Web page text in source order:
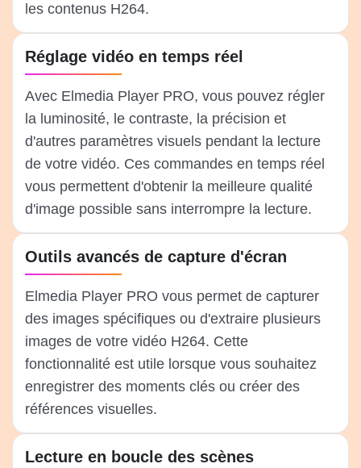
les contenus H264.
Réglage vidéo en temps réel
Avec Elmedia Player PRO, vous pouvez régler
la luminosité, le contraste, la précision et
d'autres paramètres visuels pendant la lecture
de votre vidéo. Ces commandes en temps réel
vous permettent d'obtenir la meilleure qualité
d'image possible sans interrompre la lecture.
Outils avancés de capture d'écran
Elmedia Player PRO vous permet de capturer
des images spécifiques ou d'extraire plusieurs
images de votre vidéo H264. Cette
fonctionnalité est utile lorsque vous souhaitez
enregistrer des moments clés ou créer des
références visuelles.
Lecture en boucle des scènes